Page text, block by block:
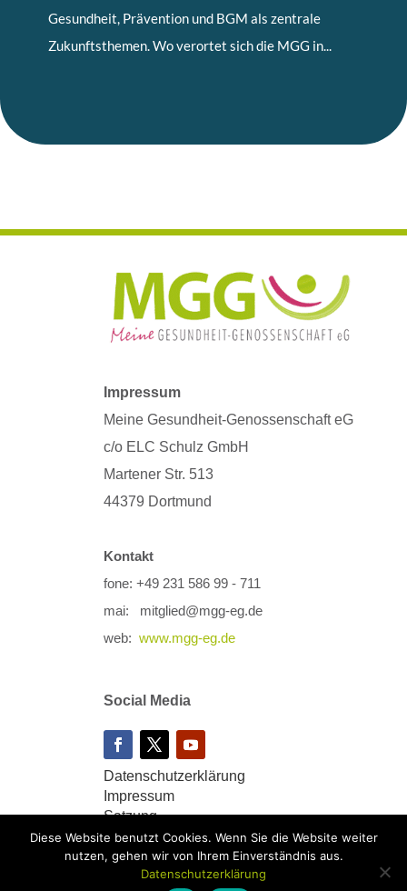
Gesundheit, Prävention und BGM als zentrale
Zukunftsthemen. Wo verortet sich die MGG in...
Impressum
Meine Gesundheit-Genossenschaft eG
c/o ELC Schulz GmbH
Martener Str. 513
44379 Dortmund
Kontakt
fone: +49 231 586 99 - 711
mai: mitglied@mgg-eg.de
web: www.mgg-eg.de
Social Media
Datenschutzerklärung
Impressum
Satzung
Copyright by Meine Gesundheit-Genossenschaft eG |
Diese Website benutzt Cookies. Wenn Sie die Website weiter
nutzen, gehen wir von Ihrem Einverständnis aus.
Datenschutzerklärung